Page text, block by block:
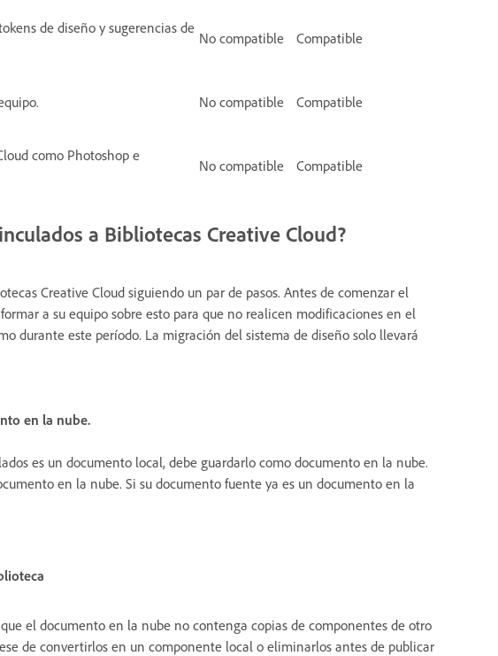
de diseño y sugerencias de
No compatible Compatible
No compatible Compatible
como Photoshop e
No compatible Compatible
a Bibliotecas Creative Cloud?
Creative Cloud siguiendo un par de pasos. Antes de comenzar el
a su equipo sobre esto para que no realicen modificaciones en el
durante este período. La migración del sistema de diseño solo llevará
en la nube.
es un documento local, debe guardarlo como documento en la nube.
en la nube. Si su documento fuente ya es un documento en la
el documento en la nube no contenga copias de componentes de otro
de convertirlos en un componente local o eliminarlos antes de publicar